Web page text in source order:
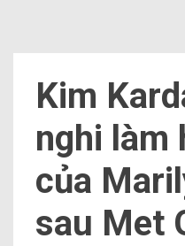
Kim
nghi làm
của
sau Met